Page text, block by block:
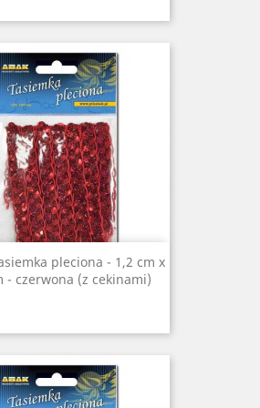
pleciona - 1,2 cm x
- czerwona (z cekinami)